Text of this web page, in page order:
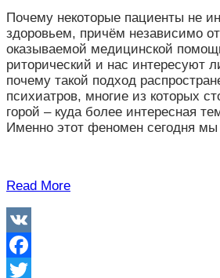
Почему некоторые пациенты не
здоровьем, причём независимо
оказываемой медицинской
риторический и нас интересуют
почему такой подход
психиатров, многие из которых
горой – куда более интересная
Именно этот феномен сегодня
Read More
VK
Facebook